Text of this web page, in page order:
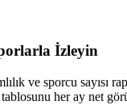
İzleyin
ve sporcu sayısı
her ay net